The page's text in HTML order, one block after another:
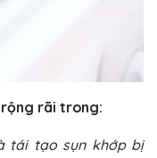
rộng rãi trong:
tái tạo sụn khớp bị